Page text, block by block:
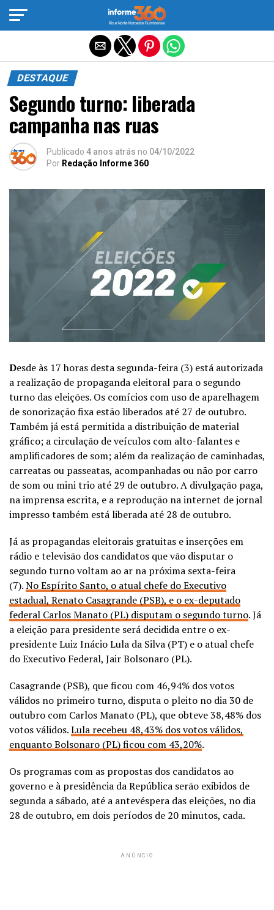
DESTAQUE
Segundo turno: liberada
campanha nas ruas
Publicado 4 anos atrás no 04/10/2022
Por Redação Informe 360
Desde às 17 horas desta segunda-feira (3) está autorizada
a realização de propaganda eleitoral para o segundo
turno das eleições. Os comícios com uso de aparelhagem
de sonorização fixa estão liberados até 27 de outubro.
Também já está permitida a distribuição de material
gráfico; a circulação de veículos com alto-falantes e
amplificadores de som; além da realização de caminhadas,
carreatas ou passeatas, acompanhadas ou não por carro
de som ou mini trio até 29 de outubro. A divulgação paga,
na imprensa escrita, e a reprodução na internet de jornal
impresso também está liberada até 28 de outubro.
Já as propagandas eleitorais gratuitas e inserções em
rádio e televisão dos candidatos que vão disputar o
segundo turno voltam ao ar na próxima sexta-feira
(7).No Espírito Santo, o atual chefe do Executivo
estadual, Renato Casagrande (PSB), e o ex-deputado
federal Carlos Manato (PL) disputam o segundo turno. Já
a eleição para presidente será decidida entre o ex-
presidente Luiz Inácio Lula da Silva (PT) e o atual chefe
do Executivo Federal, Jair Bolsonaro (PL).
Casagrande (PSB), que ficou com 46,94% dos votos
válidos no primeiro turno, disputa o pleito no dia 30 de
outubro com Carlos Manato (PL), que obteve 38,48% dos
votos válidos.Lula recebeu 48,43% dos votos válidos,
enquanto Bolsonaro (PL) ficou com 43,20%.
Os programas com as propostas dos candidatos ao
governo e à presidência da República serão exibidos de
segunda a sábado, até a antevéspera das eleições, no dia
28 de outubro, em dois períodos de 20 minutos, cada.
ANÚNCIO
Sair da versão mobile